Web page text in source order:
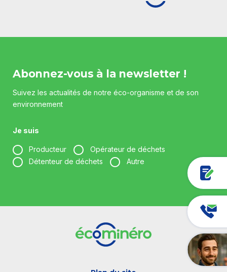
Abonnez-vous à la newsletter !
Suivez les actualités de notre éco-organisme et de son
environnement
Je suis
Producteur
Opérateur de déchets
Détenteur de déchets
Autre
Votre fonction *